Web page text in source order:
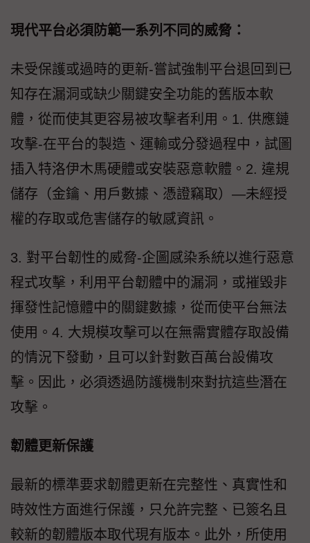
現代平台必須防範一系列不同的威脅：
未受保護或過時的更新-嘗試強制平台退回到已
知存在漏洞或缺少關鍵安全功能的舊版本軟
體，從而使其更容易被攻擊者利用。1. 供應鏈
攻擊-在平台的製造、運輸或分發過程中，試圖
插入特洛伊木馬硬體或安裝惡意軟體。2. 違規
儲存（金鑰、用戶數據、憑證竊取）—未經授
權的存取或危害儲存的敏感資訊。
3. 對平台韌性的威脅-企圖感染系統以進行惡意
程式攻擊，利用平台韌體中的漏洞，或摧毀非
揮發性記憶體中的關鍵數據，從而使平台無法
使用。4. 大規模攻擊可以在無需實體存取設備
的情況下發動，且可以針對數百萬台設備攻
擊。因此，必須透過防護機制來對抗這些潛在
攻擊。
韌體更新保護
最新的標準要求韌體更新在完整性、真實性和
時效性方面進行保護，只允許完整、已簽名且
較新的韌體版本取代現有版本。此外，所使用